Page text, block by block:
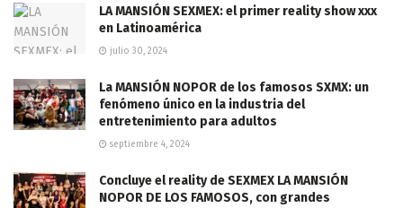
LA MANSIÓN SEXMEX: el primer reality show xxx
en Latinoamérica
julio 30, 2024
La MANSIÓN NOPOR de los famosos SXMX: un
fenómeno único en la industria del
entretenimiento para adultos
septiembre 4, 2024
Concluye el reality de SEXMEX LA MANSIÓN
NOPOR DE LOS FAMOSOS, con grandes